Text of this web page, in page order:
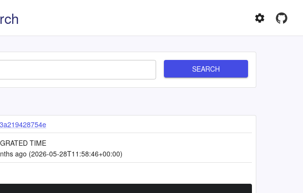
SEARCH
TIME
ago (2026-05-28T11:58:46+00:00)